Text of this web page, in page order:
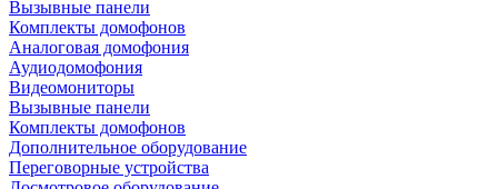
Вызывные панели
Комплекты домофонов
Аналоговая домофония
Аудиодомофония
Видеомониторы
Вызывные панели
Комплекты домофонов
Дополнительное оборудование
Переговорные устройства